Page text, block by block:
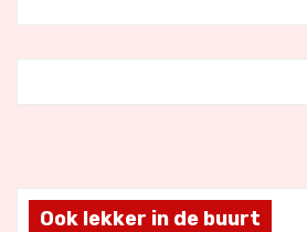
Ook lekker in de buurt